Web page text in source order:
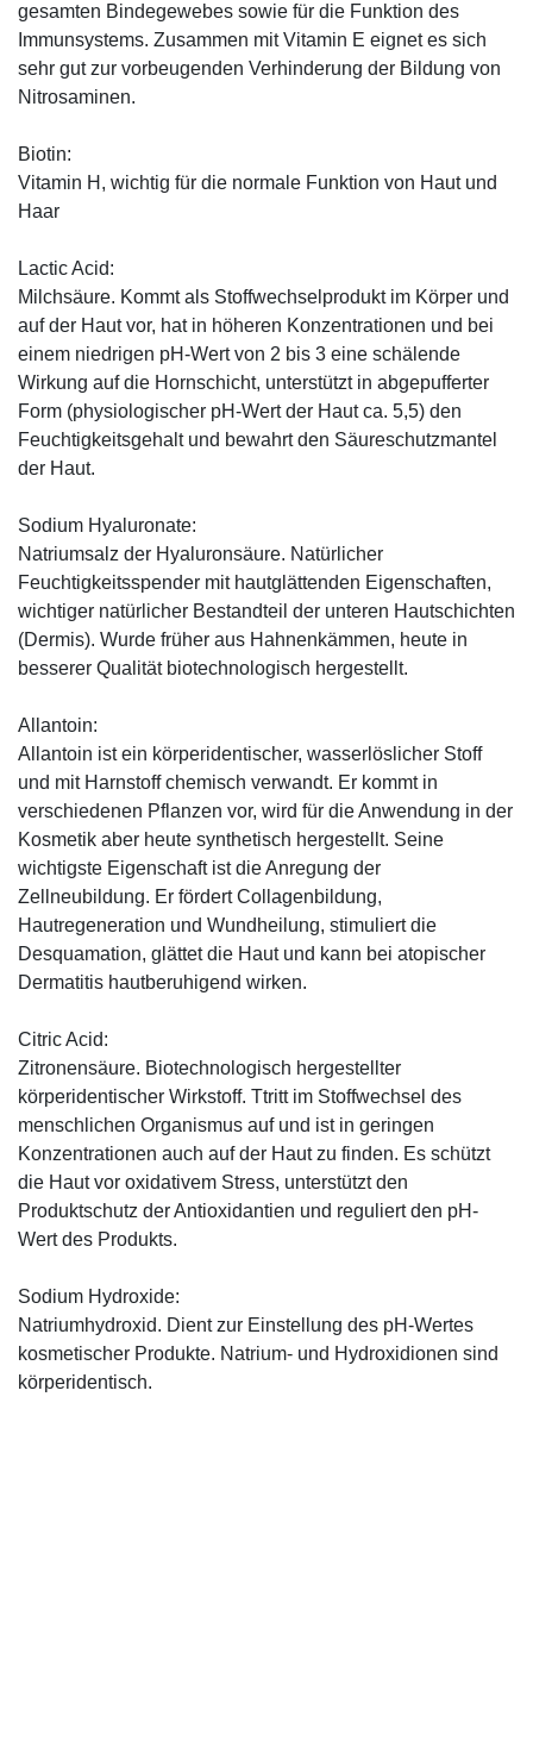
gesamten Bindegewebes sowie für die Funktion des
Immunsystems. Zusammen mit Vitamin E eignet es sich
sehr gut zur vorbeugenden Verhinderung der Bildung von
Nitrosaminen.
Biotin:
Vitamin H, wichtig für die normale Funktion von Haut und
Haar
Lactic Acid:
Milchsäure. Kommt als Stoffwechselprodukt im Körper und
auf der Haut vor, hat in höheren Konzentrationen und bei
einem niedrigen pH-Wert von 2 bis 3 eine schälende
Wirkung auf die Hornschicht, unterstützt in abgepufferter
Form (physiologischer pH-Wert der Haut ca. 5,5) den
Feuchtigkeitsgehalt und bewahrt den Säureschutzmantel
der Haut.
Sodium Hyaluronate:
Natriumsalz der Hyaluronsäure. Natürlicher
Feuchtigkeitsspender mit hautglättenden Eigenschaften,
wichtiger natürlicher Bestandteil der unteren Hautschichten
(Dermis). Wurde früher aus Hahnenkämmen, heute in
besserer Qualität biotechnologisch hergestellt.
Allantoin:
Allantoin ist ein körperidentischer, wasserlöslicher Stoff
und mit Harnstoff chemisch verwandt. Er kommt in
verschiedenen Pflanzen vor, wird für die Anwendung in der
Kosmetik aber heute synthetisch hergestellt. Seine
wichtigste Eigenschaft ist die Anregung der
Zellneubildung. Er fördert Collagenbildung,
Hautregeneration und Wundheilung, stimuliert die
Desquamation, glättet die Haut und kann bei atopischer
Dermatitis hautberuhigend wirken.
Citric Acid:
Zitronensäure. Biotechnologisch hergestellter
körperidentischer Wirkstoff. Ttritt im Stoffwechsel des
menschlichen Organismus auf und ist in geringen
Konzentrationen auch auf der Haut zu finden. Es schützt
die Haut vor oxidativem Stress, unterstützt den
Produktschutz der Antioxidantien und reguliert den pH-
Wert des Produkts.
Sodium Hydroxide:
Natriumhydroxid. Dient zur Einstellung des pH-Wertes
kosmetischer Produkte. Natrium- und Hydroxidionen sind
körperidentisch.